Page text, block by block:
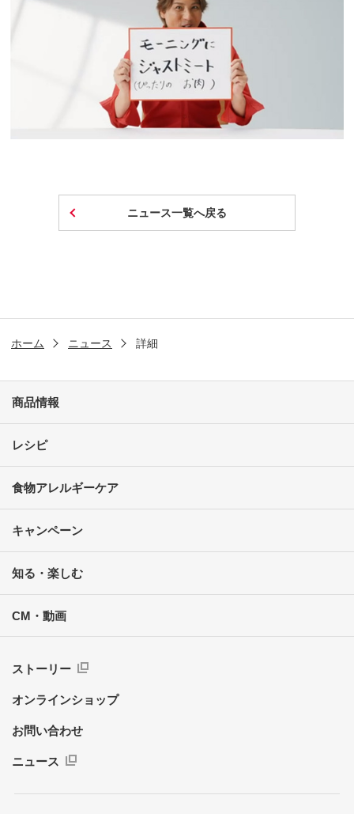
ニュース一覧へ戻る
ホーム ニュース 詳細
商品情報
レシピ
食物アレルギーケア
キャンペーン
知る・楽しむ
CM・動画
ストーリー
オンラインショップ
お問い合わせ
ニュース